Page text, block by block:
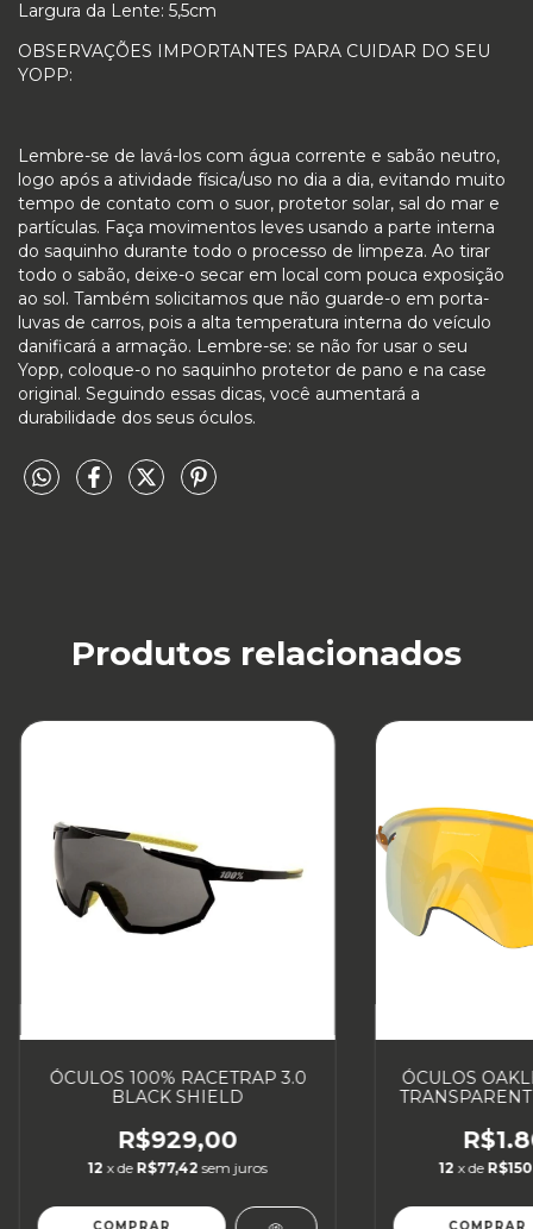
Largura da Lente: 5,5cm
OBSERVAÇÕES IMPORTANTES PARA CUIDAR DO SEU
YOPP:
Lembre-se de lavá-los com água corrente e sabão neutro,
logo após a atividade física/uso no dia a dia, evitando muito
tempo de contato com o suor, protetor solar, sal do mar e
partículas. Faça movimentos leves usando a parte interna
do saquinho durante todo o processo de limpeza. Ao tirar
todo o sabão, deixe-o secar em local com pouca exposição
ao sol. Também solicitamos que não guarde-o em porta-
luvas de carros, pois a alta temperatura interna do veículo
danificará a armação. Lembre-se: se não for usar o seu
Yopp, coloque-o no saquinho protetor de pano e na case
original. Seguindo essas dicas, você aumentará a
durabilidade dos seus óculos.
Produtos relacionados
ÓCULOS 100% RACETRAP 3.0
BLACK SHIELD
R$929,00
12 x de R$77,42 sem juros
ÓCULOS
12 x de